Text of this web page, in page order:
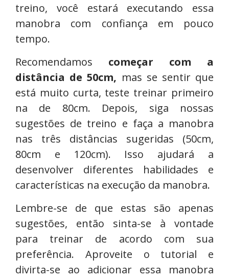
treino, você estará executando essa
manobra com confiança em pouco
tempo.
Recomendamos começar com a
distância de 50cm, mas se sentir que
está muito curta, teste treinar primeiro
na de 80cm. Depois, siga nossas
sugestões de treino e faça a manobra
nas três distâncias sugeridas (50cm,
80cm e 120cm). Isso ajudará a
desenvolver diferentes habilidades e
características na execução da manobra.
Lembre-se de que estas são apenas
sugestões, então sinta-se à vontade
para treinar de acordo com sua
preferência. Aproveite o tutorial e
divirta-se ao adicionar essa manobra